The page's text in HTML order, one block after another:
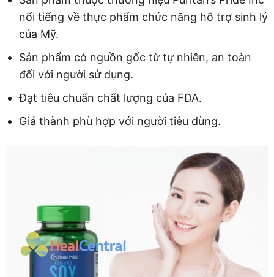
nổi tiếng về thực phẩm chức năng hỗ trợ sinh lý
của Mỹ.
Sản phẩm có nguồn gốc từ tự nhiên, an toàn
đối với người sử dụng.
Đạt tiêu chuẩn chất lượng của FDA.
Giá thành phù hợp với người tiêu dùng.